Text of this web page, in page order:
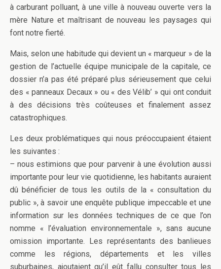
à carburant polluant, à une ville à nouveau ouverte vers la
mère Nature et maîtrisant de nouveau les paysages qui
font notre fierté.
Mais, selon une habitude qui devient un « marqueur » de la
gestion de l’actuelle équipe municipale de la capitale, ce
dossier n’a pas été préparé plus sérieusement que celui
des « panneaux Decaux » ou « des Vélib’ » qui ont conduit
à des décisions très coûteuses et finalement assez
catastrophiques.
Les deux problématiques qui nous préoccupaient étaient
les suivantes :
– nous estimions que pour parvenir à une évolution aussi
importante pour leur vie quotidienne, les habitants auraient
dû bénéficier de tous les outils de la « consultation du
public », à savoir une enquête publique impeccable et une
information sur les données techniques de ce que l’on
nomme « l’évaluation environnementale », sans aucune
omission importante. Les représentants des banlieues
comme les régions, départements et les villes
suburbaines, ajoutaient qu’il eût fallu consulter tous les